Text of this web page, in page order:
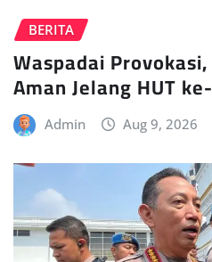
BERITA
Waspadai
Aman Jelang HUT
Admin Aug 9, 2026